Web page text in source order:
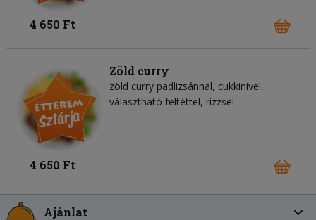
4 650 Ft
Zöld curry
zöld curry padlizsánnal, cukkinivel,
választható feltéttel, rizzsel
4 650 Ft
Ajánlat